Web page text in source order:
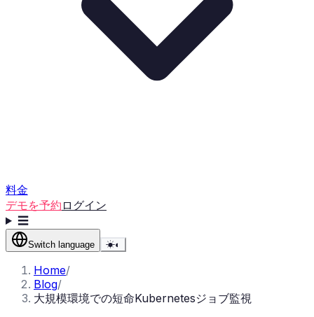
料金
デモを予約 ログイン
☰
Switch language ☀◐
Home/
Blog/
大規模環境での短命Kubernetesジョブ監視